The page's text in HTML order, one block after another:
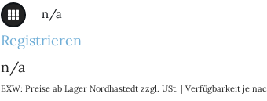
n/a
Registrieren
n/a
EXW: Preise ab Lager Nordhastedt zzgl. USt. | Verfügbarkeit je